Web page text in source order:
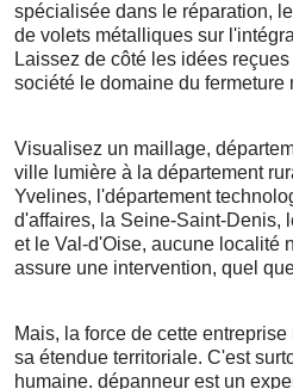
spécialisée dans le réparation,
de volets métalliques sur
Laissez de côté les idées
société le domaine du fermeture
Visualisez un maillage,
ville lumière à la département
Yvelines, l'département
d'affaires, la Seine-Saint-Denis,
et le Val-d'Oise, aucune localité
assure une intervention, quel
Mais, la force de cette
sa étendue territoriale. C'est
humaine. dépanneur est un